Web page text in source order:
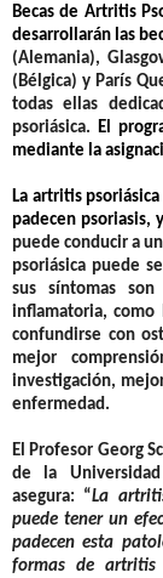
Becas de Artritis
desarrollarán las
(Alemania),
(Bélgica) y París
todas ellas
psoriásica. El
mediante la
La artritis
padecen psoriasis,
puede conducir a
psoriásica puede
sus síntomas
inflamatoria,
confundirse con
mejor
investigación,
enfermedad.
El Profesor Georg
de la Universidad
asegura: “La
puede tener un
padecen esta
formas de